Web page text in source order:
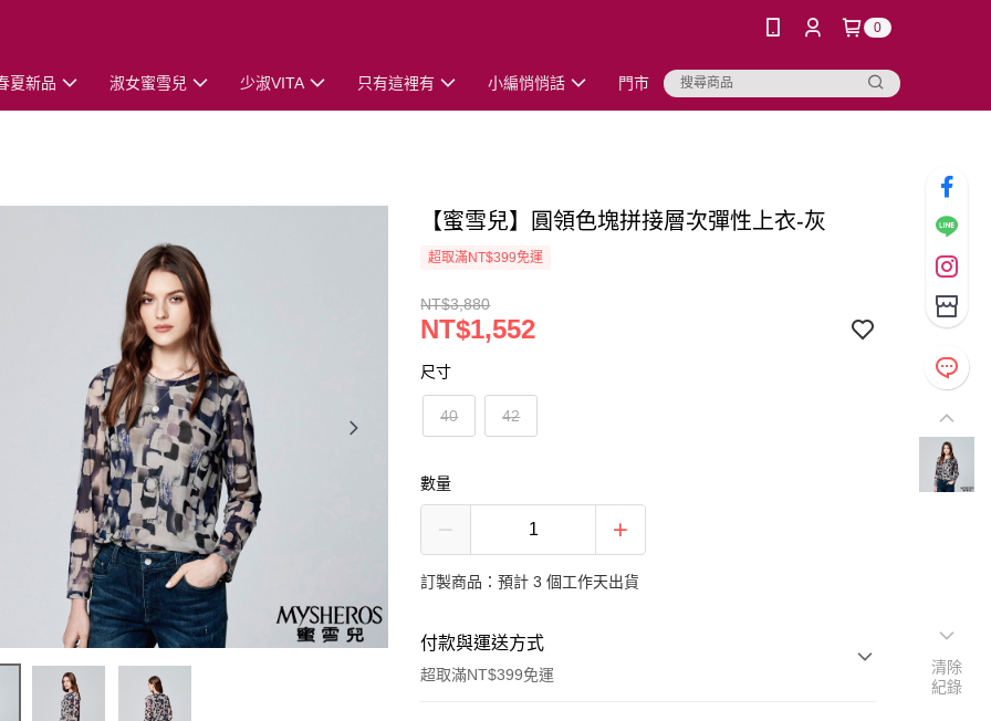
0
夏新品 淑女蜜雪兒 少淑VITA 只有這裡有 小編悄悄話 門市
【蜜雪兒】圓領色塊拼接層次彈性上衣-灰
超取滿NT$399免運
NT$3,880
NT$1,552
尺寸
40 42
數量
訂製商品：預計 3 個工作天出貨
付款與運送方式
超取滿NT$399免運
清除
紀錄